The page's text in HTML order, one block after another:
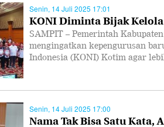
Senin, 14 Juli 2025 17:01
KONI Diminta Bijak Kelola
SAMPIT – Pemerintah
mengingatkan kepengurusan
Indonesia (KONI) Kotim agar
Senin, 14 Juli 2025 17:00
Nama Tak Bisa Satu Kata,